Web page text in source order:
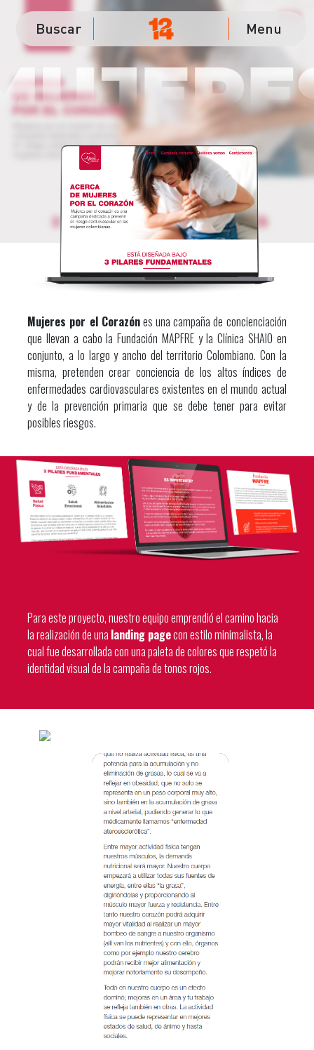
Buscar Menu
Mujeres por el Corazónes una campaña de concienciación
que llevan a cabo la Fundación MAPFRE y la Clínica SHAIO en
conjunto, a lo largo y ancho del territorio Colombiano. Con la
misma, pretenden crear conciencia de los altos índices de
enfermedades cardiovasculares existentes en el mundo actual
y de la prevención primaria que se debe tener para evitar
posibles riesgos.
Para este proyecto, nuestro equipo emprendió el camino hacia
la realización de una landing pagecon estilo minimalista, la
cual fue desarrollada con una paleta de colores que respetó la
identidad visual de la campaña de tonos rojos.